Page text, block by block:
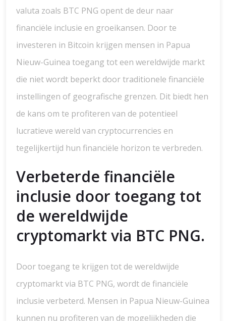
valuta zoals BTC PNG opent de deur naar
financiële inclusie en groeikansen. Door te
investeren in Bitcoin krijgen mensen in Papua
Nieuw-Guinea toegang tot een wereldwijde markt
die niet wordt beperkt door traditionele financiële
instellingen of geografische grenzen. Dit biedt hen
de kans om te profiteren van de potentieel
lucratieve wereld van cryptocurrencies en
tegelijkertijd hun financiële horizon te verbreden.
Verbeterde financiële
inclusie door toegang tot
de wereldwijde
cryptomarkt via BTC PNG.
Door toegang te krijgen tot de wereldwijde
cryptomarkt via BTC PNG, wordt de financiële
inclusie verbeterd. Mensen in Papua Nieuw-Guinea
kunnen nu profiteren van de mogelijkheden die